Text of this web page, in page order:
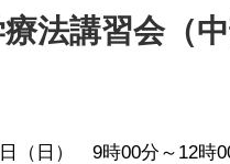
法講習会（中
日（日） 9時00分～12時